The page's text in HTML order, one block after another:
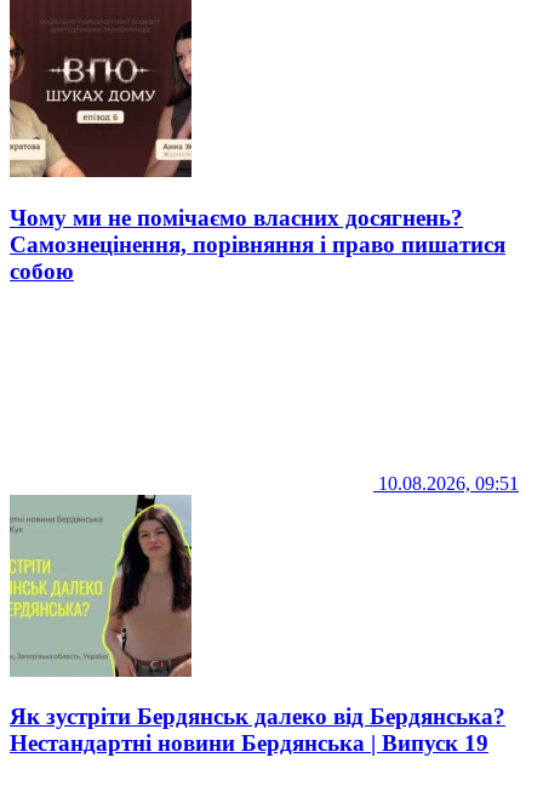
Чому ми не помічаємо власних досягнень?
Самознецінення, порівняння і право пишатися
собою
10.08.2026, 09:51
Як зустріти Бердянськ далеко від Бердянська?
Нестандартні новини Бердянська | Випуск 19